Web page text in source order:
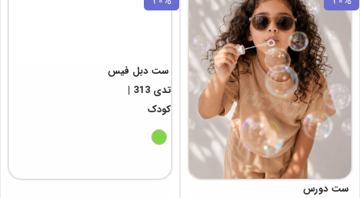
ست دورس